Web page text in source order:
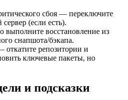
сбоя — переключите
(если есть).
выполните восстановление из
снапшота/бэкапа.
репозитории и
ключевые пакеты, но
и подсказки